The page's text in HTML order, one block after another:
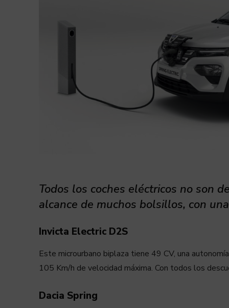
Todos los coches eléctricos no son
alcance de muchos bolsillos, con
Invicta Electric D2S
Este microurbano biplaza tiene 49 CV, una
105 Km/h de velocidad máxima. Con todos los
Dacia Spring